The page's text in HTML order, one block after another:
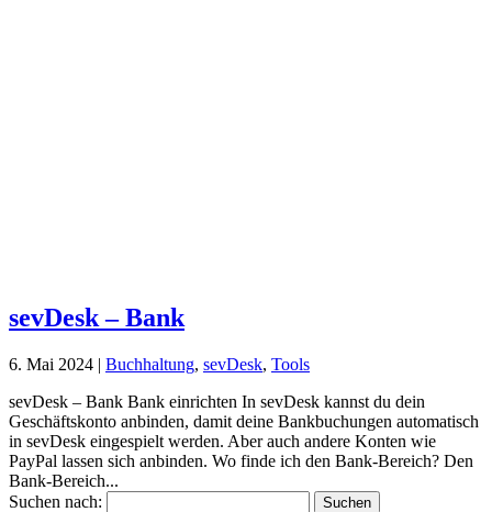
sevDesk – Bank
6. Mai 2024 | Buchhaltung, sevDesk, Tools
sevDesk – Bank Bank einrichten In sevDesk kannst du dein
Geschäftskonto anbinden, damit deine Bankbuchungen automatisch
in sevDesk eingespielt werden. Aber auch andere Konten wie
PayPal lassen sich anbinden. Wo finde ich den Bank-Bereich? Den
Bank-Bereich...
Suchen nach: